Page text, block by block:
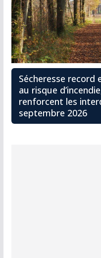
Sécheresse record
au risque
renforcent les
septembre 2026